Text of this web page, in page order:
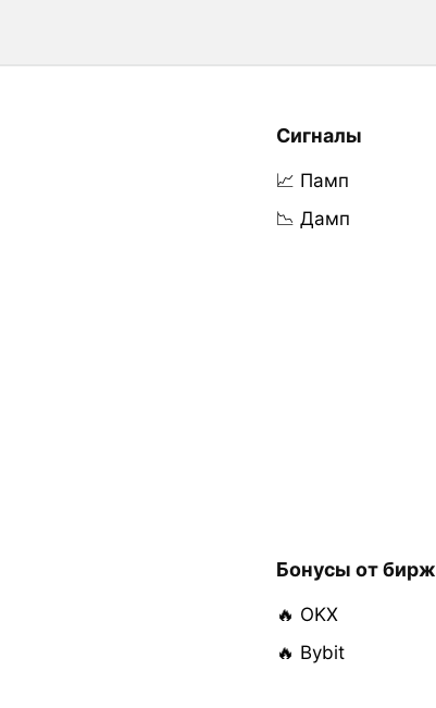
Сигналы
📈 Памп
📉 Дамп
Бонусы от бирж
🔥 OKX
🔥 Bybit